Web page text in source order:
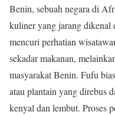
Benin, sebuah negara di
kuliner yang jarang dikenal
mencuri perhatian
sekadar makanan,
masyarakat Benin. Fufu
atau plantain yang direbus
kenyal dan lembut. Proses